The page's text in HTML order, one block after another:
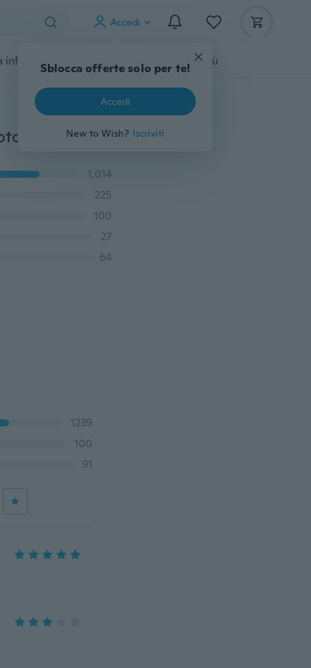
Accedi
Sblocca offerte solo per te!
Accedi
New to Wish? Iscriviti
infanzia Accessori per animali Di più
Pittura diamante 5D fai da te ricamo tigre diamante rotondo parziale decorazioni per la casa decorazioni natalizie pittura diamante broderie diamant paint
1,014
225
100
27
64
1239
100
91